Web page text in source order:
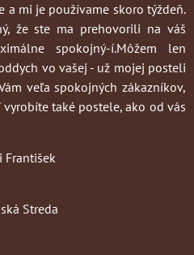
a mi je používame skoro týždeň.
že ste ma prehovorili na váš
spokojný-í.Môžem len
vo vašej - už mojej posteli
veľa spokojných zákazníkov,
také postele, ako od vás
František
Streda